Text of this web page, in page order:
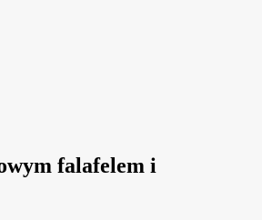
falafelem i